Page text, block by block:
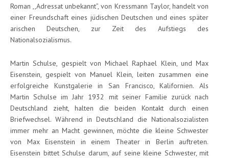
Roman ,,Adressat unbekannt”, von Kressmann Taylor, handelt von
einer Freundschaft eines jüdischen Deutschen und eines später
arischen Deutschen, zur Zeit des Aufstiegs des
Nationalsozialismus.
Martin Schulse, gespielt von Michael Raphael Klein, und Max
Eisenstein, gespielt von Manuel Klein, leiten zusammen eine
erfolgreiche Kunstgalerie in San Francisco, Kalifornien. Als
Martin Schulse im Jahr 1932 mit seiner Familie zurück nach
Deutschland zieht, halten die beiden Kontakt durch einen
Briefwechsel. Während in Deutschland die Nationalsozialisten
immer mehr an Macht gewinnen, möchte die kleine Schwester
von Max Eisenstein in einem Theater in Berlin auftreten.
Eisenstein bittet Schulse darum, auf seine kleine Schwester, mit